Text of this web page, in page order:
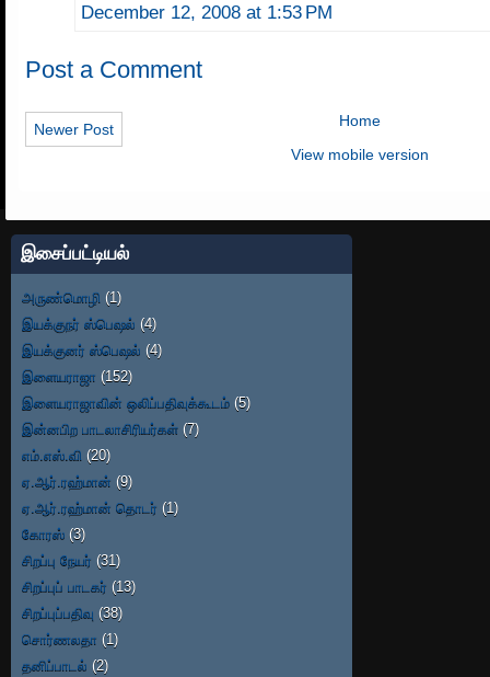
December 12, 2008 at 1:53 PM
Post a Comment
Newer Post
Home
View mobile version
இசைப்பட்டியல்
அருண்மொழி (1)
இயக்குநர் ஸ்பெஷல் (4)
இயக்குனர் ஸ்பெஷல் (4)
இளையராஜா (152)
இளையராஜாவின் ஒலிப்பதிவுக்கூடம் (5)
இன்னபிற பாடலாசிரியர்கள் (7)
எம்.எஸ்.வி (20)
ஏ.ஆர்.ரஹ்மான் (9)
ஏ.ஆர்.ரஹ்மான் தொடர் (1)
கோரஸ் (3)
சிறப்பு நேயர் (31)
சிறப்புப் பாடகர் (13)
சிறப்புப்பதிவு (38)
சொர்ணலதா (1)
தனிப்பாடல் (2)